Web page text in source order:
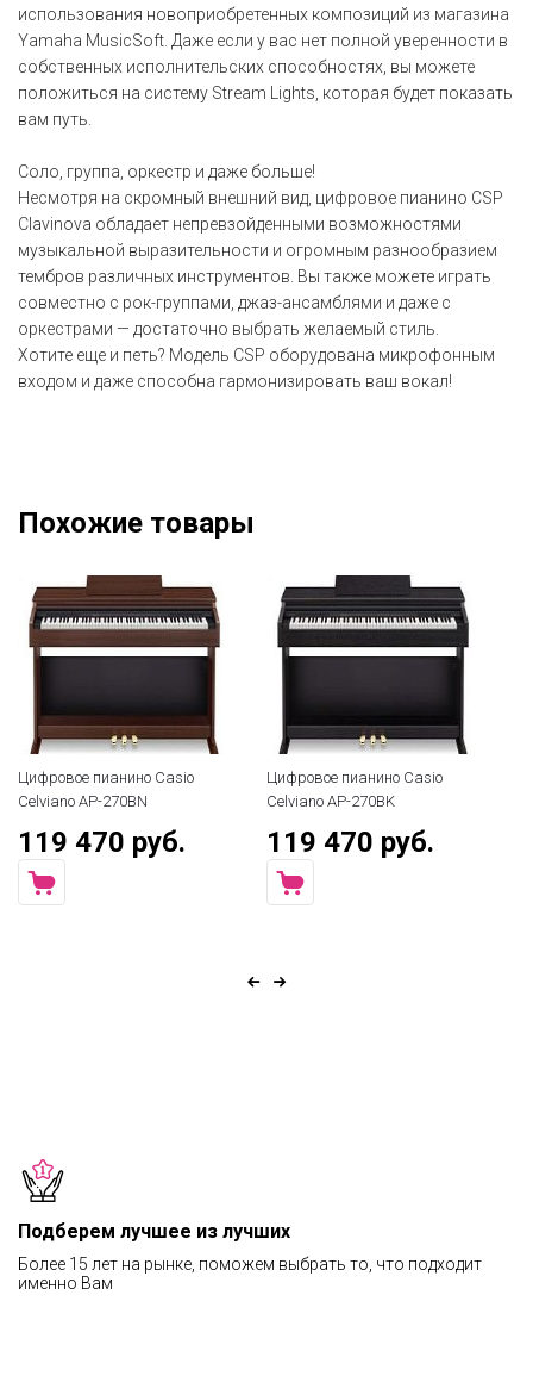
использования новоприобретенных композиций из магазина
Yamaha MusicSoft. Даже если у вас нет полной уверенности в
собственных исполнительских способностях, вы можете
положиться на систему Stream Lights, которая будет показать
вам путь.
Соло, группа, оркестр и даже больше!
Несмотря на скромный внешний вид, цифровое пианино CSP
Clavinova обладает непревзойденными возможностями
музыкальной выразительности и огромным разнообразием
тембров различных инструментов. Вы также можете играть
совместно с рок-группами, джаз-ансамблями и даже с
оркестрами — достаточно выбрать желаемый стиль.
Хотите еще и петь? Модель CSP оборудована микрофонным
входом и даже способна гармонизировать ваш вокал!
Похожие товары
Цифровое пианино Casio
Celviano AP-270BN
119 470 руб.
Цифровое пианино Casio
Celviano AP-270BK
119 470 руб.
Подберем лучшее из лучших
Более 15 лет на рынке, поможем выбрать то, что подходит
именно Вам